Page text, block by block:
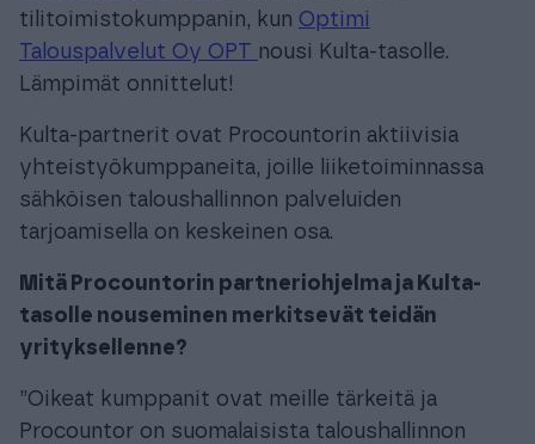
tilitoimistokumppanin, kun Optimi
Talouspalvelut Oy OPT
nousi Kulta-tasolle.
Lämpimät onnittelut!
Kulta-partnerit ovat Procountorin aktiivisia
yhteistyökumppaneita, joille liiketoiminnassa
sähköisen taloushallinnon palveluiden
tarjoamisella on keskeinen osa.
Mitä Procountorin partneriohjelma ja Kulta-
tasolle nouseminen merkitsevät teidän
yrityksellenne?
”Oikeat kumppanit ovat meille tärkeitä ja
Procountor on suomalaisista taloushallinnon